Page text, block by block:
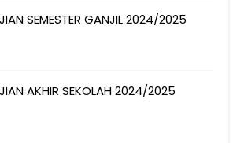
SEMESTER GANJIL 2024/2025
AKHIR SEKOLAH 2024/2025